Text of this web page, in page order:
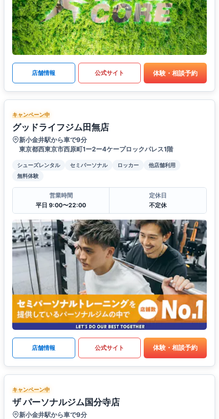
店舗情報 公式サイト 体験・相談予約
キャンペーン中
グッドライフジム田無店
新小金井駅から車で9分
東京都西東京市西原町1ー2ー4ケープロックパレス1階
シューズレンタル セミパーソナル ロッカー
他店舗利用
無料体験
営業時間
平日 9:00〜22:00
定休日
不定休
店舗情報 公式サイト 体験・相談予約
キャンペーン中
ザ パーソナルジム国分寺店
新小金井駅から車で9分